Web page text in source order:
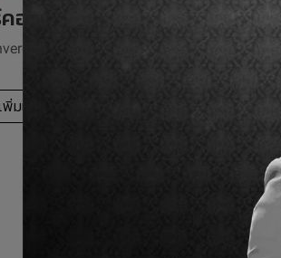
นเวิร์จ
Infrastructure (HCI)
มเติม